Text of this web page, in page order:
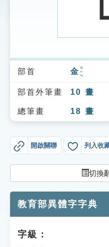
索引選單
知識索引
單字索引
遊戲專區
教學應用
貓頭鷹博士
部首 金 ㄐㄧㄣ
部首外筆畫 10 畫
總筆畫 18 畫
開啟關聯 列入收
切換
教育部異體字字典
字級：